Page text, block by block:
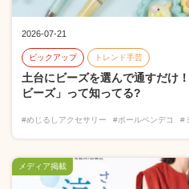
2026-07-21
ピックアップ トレンド手芸
土台にビーズを選んで通すだけ
ビーズ」って知ってる?
#めじるしアクセサリー #ボールペンデコ #
メディア掲載